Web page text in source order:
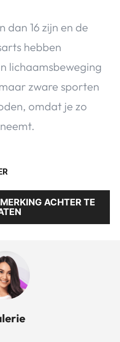
dan 16 zijn en de
hebben
lichaamsbeweging
zware sporten
omdat je zo
ACHTER TE